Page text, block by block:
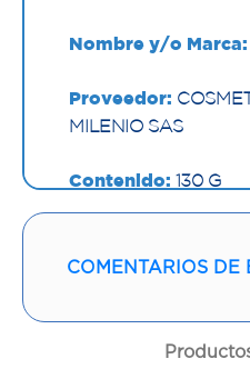
Nombre y/o Marca:
Proveedor:
MILENIO SAS
Contenido: 130 G
COMENTARIOS DE